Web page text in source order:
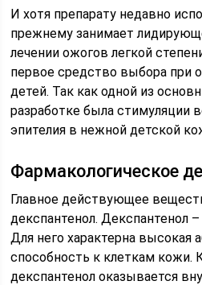
И хотя препарату недавно
прежнему занимает
лечении ожогов легкой
первое средство выбора при
детей. Так как одной из
разработке была стимуляции
эпителия в нежной детской
Фармакологическое
Главное действующее
декспантенол. Декспантенол
Для него характерна высокая
способность к клеткам кожи.
декспантенол оказывается